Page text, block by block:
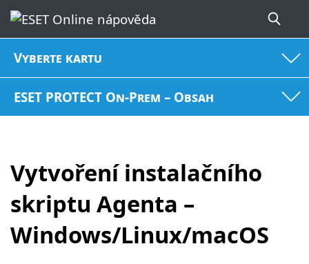
Vyberte kartu
ESET PROTECT On-Prem – Obsah
Vytvoření instalačního
skriptu Agenta –
Windows/Linux/macOS